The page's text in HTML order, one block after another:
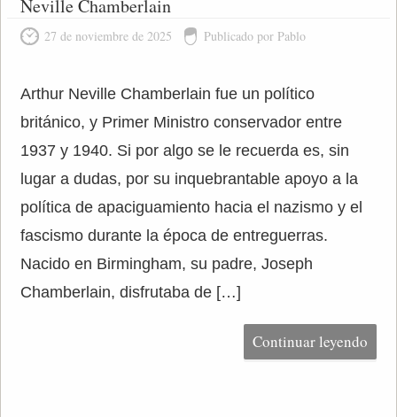
Neville Chamberlain
27 de noviembre de 2025 Publicado por Pablo
Arthur Neville Chamberlain fue un político
británico, y Primer Ministro conservador entre
1937 y 1940. Si por algo se le recuerda es, sin
lugar a dudas, por su inquebrantable apoyo a la
política de apaciguamiento hacia el nazismo y el
fascismo durante la época de entreguerras.
Nacido en Birmingham, su padre, Joseph
Chamberlain, disfrutaba de […]
Continuar leyendo